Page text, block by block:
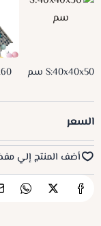
S:40x40x50 سم
السعر
أضف المنتج إلي